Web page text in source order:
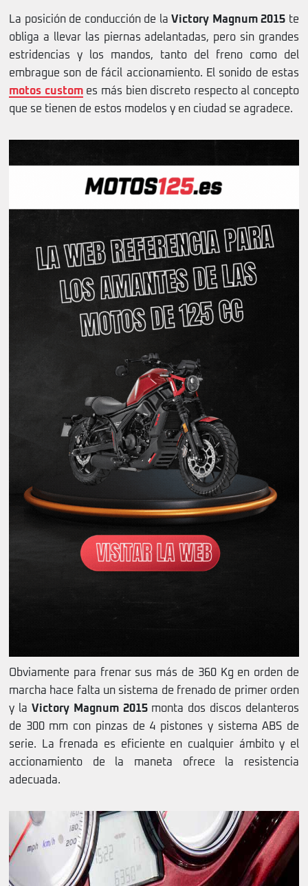
La posición de conducción de laVictory Magnum 2015 te
obliga a llevar las piernas adelantadas, pero sin grandes
estridencias y los mandos, tanto del freno como del
embrague son de fácil accionamiento. El sonido de estas
motos customes más bien discreto respecto al concepto
que se tienen de estos modelos y en ciudad se agradece.
Obviamente para frenar sus más de 360 Kg en orden de
marcha hace falta un sistema de frenado de primer orden
y la Victory Magnum 2015monta dos discos delanteros
de 300 mm con pinzas de 4 pistones y sistema ABS de
serie. La frenada es eficiente en cualquier ámbito y el
accionamiento de la maneta ofrece la resistencia
adecuada.